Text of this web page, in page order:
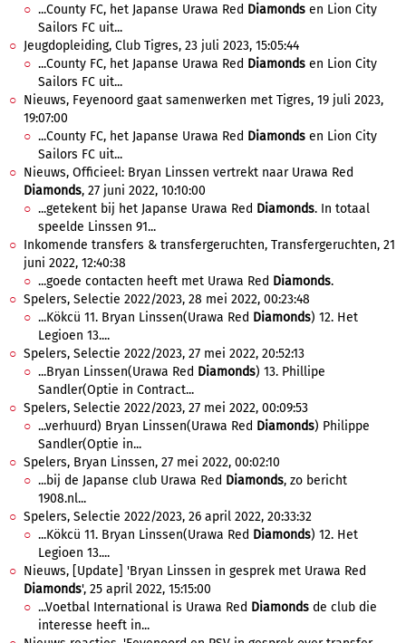
...County FC, het Japanse Urawa Red Diamonds en Lion City
Sailors FC uit...
Jeugdopleiding, Club Tigres, 23 juli 2023, 15:05:44
...County FC, het Japanse Urawa Red Diamonds en Lion City
Sailors FC uit...
Nieuws, Feyenoord gaat samenwerken met Tigres, 19 juli 2023,
19:07:00
...County FC, het Japanse Urawa Red Diamonds en Lion City
Sailors FC uit...
Nieuws, Officieel: Bryan Linssen vertrekt naar Urawa Red
Diamonds, 27 juni 2022, 10:10:00
...getekent bij het Japanse Urawa Red Diamonds. In totaal
speelde Linssen 91...
Inkomende transfers & transfergeruchten, Transfergeruchten, 21
juni 2022, 12:40:38
...goede contacten heeft met Urawa Red Diamonds.
Spelers, Selectie 2022/2023, 28 mei 2022, 00:23:48
...Kökcü 11. Bryan Linssen(Urawa Red Diamonds) 12. Het
Legioen 13....
Spelers, Selectie 2022/2023, 27 mei 2022, 20:52:13
...Bryan Linssen(Urawa Red Diamonds) 13. Phillipe
Sandler(Optie in Contract...
Spelers, Selectie 2022/2023, 27 mei 2022, 00:09:53
...verhuurd) Bryan Linssen(Urawa Red Diamonds) Philippe
Sandler(Optie in...
Spelers, Bryan Linssen, 27 mei 2022, 00:02:10
...bij de Japanse club Urawa Red Diamonds, zo bericht
1908.nl...
Spelers, Selectie 2022/2023, 26 april 2022, 20:33:32
...Kökcü 11. Bryan Linssen(Urawa Red Diamonds) 12. Het
Legioen 13....
Nieuws, [Update] 'Bryan Linssen in gesprek met Urawa Red
Diamonds', 25 april 2022, 15:15:00
...Voetbal International is Urawa Red Diamonds de club die
interesse heeft in...